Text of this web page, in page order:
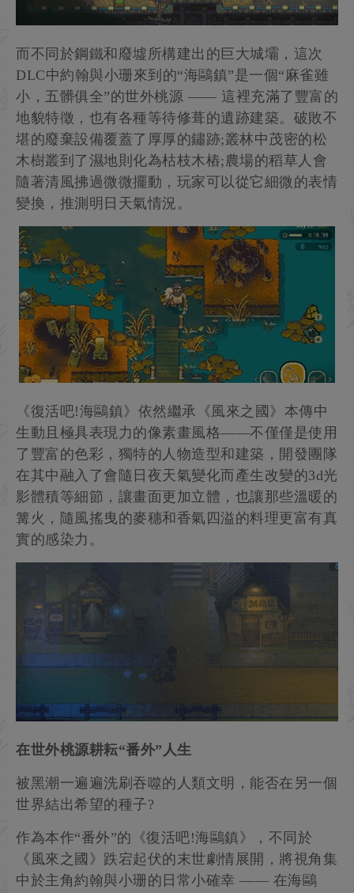
而不同於鋼鐵和廢墟所構建出的巨大城壩，這次
DLC中約翰與小珊來到的“海鷗鎮”是一個“麻雀雖
小，五髒俱全”的世外桃源 —— 這裡充滿了豐富的
地貌特徵，也有各種等待修葺的遺跡建築。破敗不
堪的廢棄設備覆蓋了厚厚的鏽跡;叢林中茂密的松
木樹叢到了濕地則化為枯枝木樁;農場的稻草人會
隨著清風拂過微微擺動，玩家可以從它細微的表情
變換，推測明日天氣情況。
《復活吧!海鷗鎮》依然繼承《風來之國》本傳中
生動且極具表現力的像素畫風格——不僅僅是使用
了豐富的色彩，獨特的人物造型和建築，開發團隊
在其中融入了會隨日夜天氣變化而產生改變的3d光
影體積等細節，讓畫面更加立體，也讓那些溫暖的
篝火，隨風搖曳的麥穗和香氣四溢的料理更富有真
實的感染力。
在世外桃源耕耘“番外”人生
被黑潮一遍遍洗刷吞噬的人類文明，能否在另一個
世界結出希望的種子?
作為本作“番外”的《復活吧!海鷗鎮》，不同於
《風來之國》跌宕起伏的末世劇情展開，將視角集
中於主角約翰與小珊的日常小確幸 —— 在海鷗